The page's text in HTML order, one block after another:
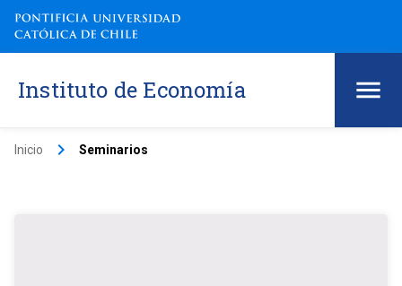
Instituto de Economía
Inicio keyboard_arrow_right Seminarios